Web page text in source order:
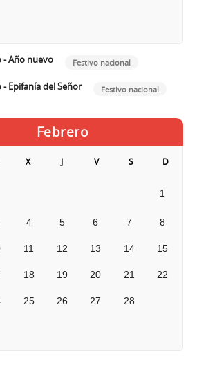
- Año nuevo Festivo nacional
- Epifanía del Señor Festivo nacional
Febrero
X J V S D
1
4 5 6 7 8
11 12 13 14 15
18 19 20 21 22
25 26 27 28